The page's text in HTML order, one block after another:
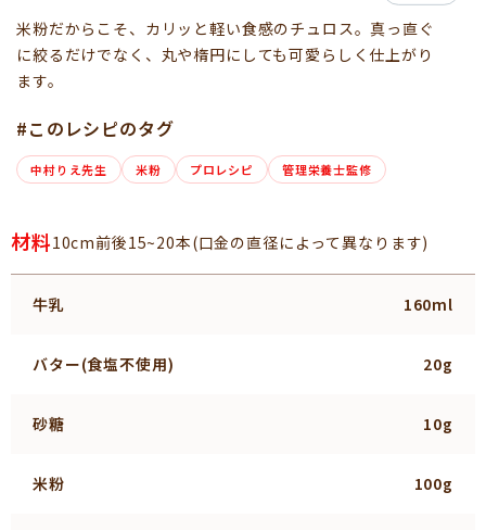
米粉だからこそ、カリッと軽い食感のチュロス。真っ直ぐ
に絞るだけでなく、丸や楕円にしても可愛らしく仕上がり
ます。
#このレシピのタグ
中村りえ先生 米粉 プロレシピ 管理栄養士監修
材料10cm前後15~20本(口金の直径によって異なります)
牛乳 160ml
バター(食塩不使用) 20g
砂糖 10g
米粉 100g